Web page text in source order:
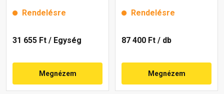
Rendelésre
31 655 Ft / Egység
Megnézem
Rendelésre
87 400 Ft / db
Megnézem